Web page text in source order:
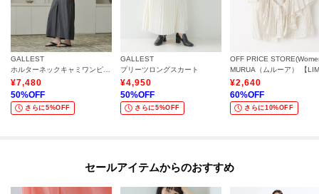
GALLEST
ホルターネックキャミワンピース
¥7,480
50%OFF
さらに5%OFF
GALLEST
プリーツロングスカート
¥4,950
50%OFF
さらに5%OFF
OFF PRICE
¥2,640
60%OFF
さらに10%OFF
セールアイテムからのおすすめ